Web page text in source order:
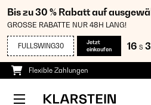
Bis zu 30 % Rabatt auf
GROSSE RABATTE NUR 48H LANG!
FULLSWING30
Jetzt
einkaufen
16 S
Flexible Zahlungen